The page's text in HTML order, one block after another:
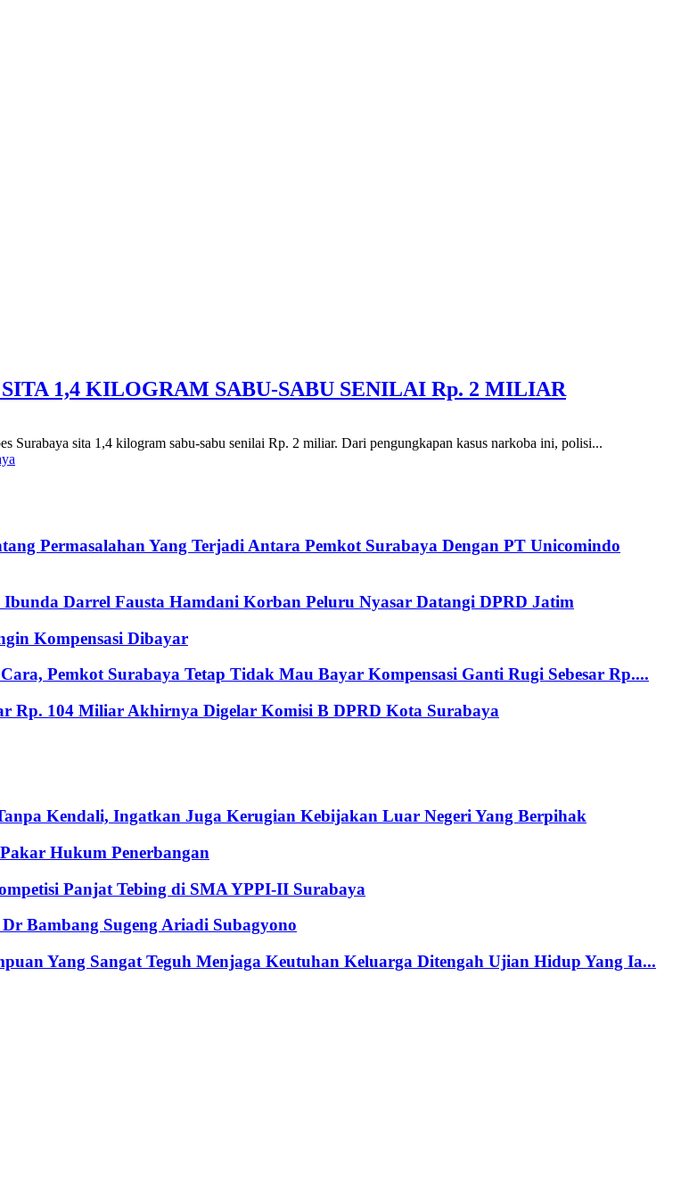
1,4 KILOGRAM SABU-SABU SENILAI Rp. 2 MILIAR
sita 1,4 kilogram sabu-sabu senilai Rp. 2 miliar. Dari pengungkapan kasus narkoba ini, polisi...
Permasalahan Yang Terjadi Antara Pemkot Surabaya Dengan PT Unicomindo
Darrel Fausta Hamdani Korban Peluru Nyasar Datangi DPRD Jatim
Kompensasi Dibayar
Pemkot Surabaya Tetap Tidak Mau Bayar Kompensasi Ganti Rugi Sebesar Rp....
Rp. 104 Miliar Akhirnya Digelar Komisi B DPRD Kota Surabaya
Kendali, Ingatkan Juga Kerugian Kebijakan Luar Negeri Yang Berpihak
Hukum Penerbangan
Panjat Tebing di SMA YPPI-II Surabaya
Bambang Sugeng Ariadi Subagyono
Yang Sangat Teguh Menjaga Keutuhan Keluarga Ditengah Ujian Hidup Yang Ia...